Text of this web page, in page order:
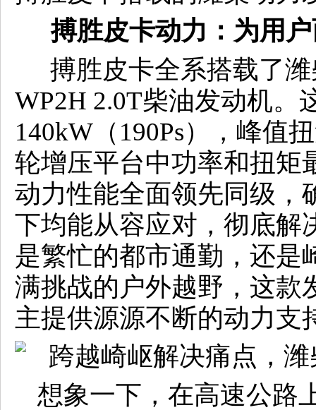
搏胜皮卡动力：为用
搏胜皮卡全系搭载了
WP2H 2.0T柴油发动机。
140kW（190Ps），峰值
轮增压平台中功率和扭矩
动力性能全面领先同级，
下均能从容应对，彻底解
是繁忙的都市通勤，还是
满挑战的户外越野，这款
主提供源源不断的动力支
想象一下，在高速公路